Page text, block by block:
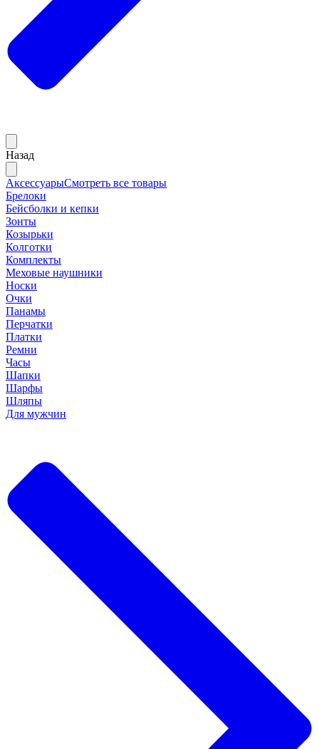
Назад
АксессуарыСмотреть все товары
Брелоки
Бейсболки и кепки
Зонты
Козырьки
Колготки
Комплекты
Меховые наушники
Носки
Очки
Панамы
Перчатки
Платки
Ремни
Часы
Шапки
Шарфы
Шляпы
Для мужчин